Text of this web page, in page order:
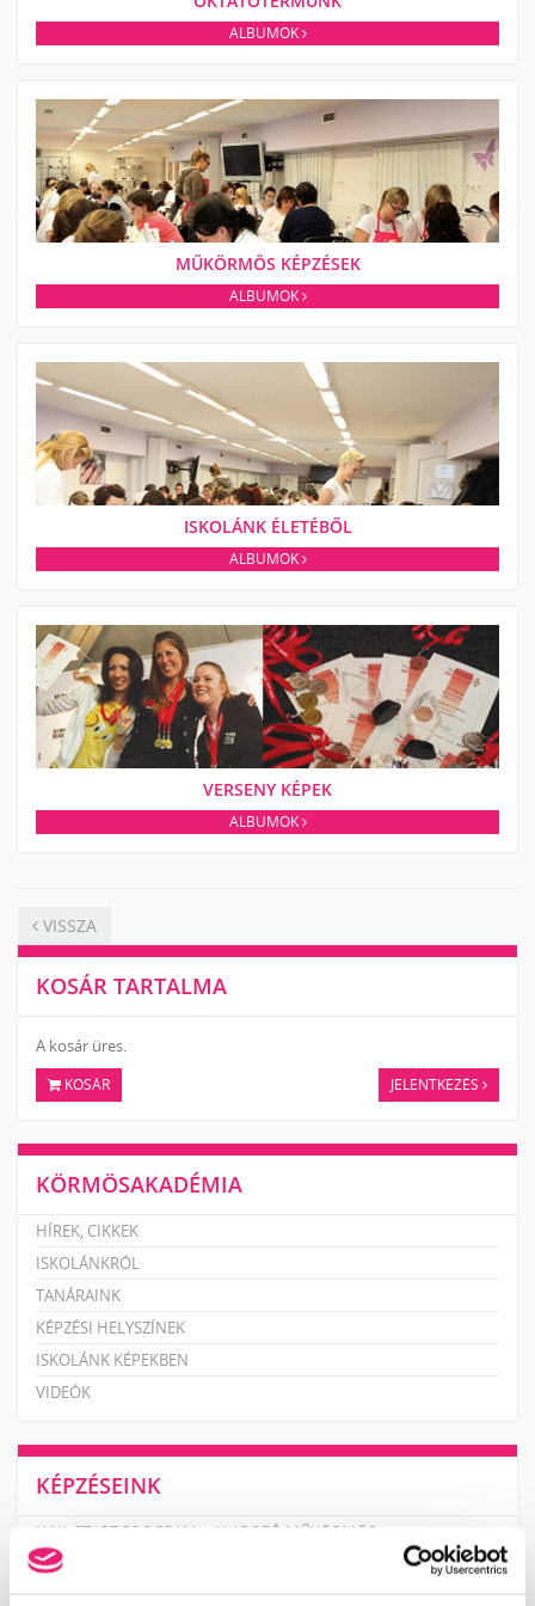
ALBUMOK
MŰKÖRMÖS KÉPZÉSEK
ALBUMOK
ISKOLÁNK ÉLETÉBŐL
ALBUMOK
VERSENY KÉPEK
ALBUMOK
VISSZA
KOSÁR TARTALMA
A kosár üres.
KOSÁR JELENTKEZÉS
KÖRMÖSAKADÉMIA
HÍREK, CIKKEK
ISKOLÁNKRÓL
TANÁRAINK
KÉPZÉSI HELYSZÍNEK
ISKOLÁNK KÉPEKBEN
VIDEÓK
KÉPZÉSEINK
NAIL START PROGRAM – ALAPOZÓ MŰKÖRMÖS
KÉPZÉSSOROZAT